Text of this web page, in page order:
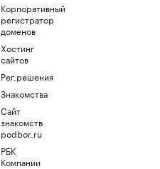
Корпоративный
регистратор
доменов
Хостинг
сайтов
Рег.решения
Знакомства
Сайт
знакомств
podbor.ru
РБК
Компании